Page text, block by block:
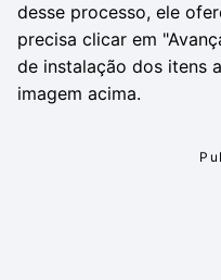
desse processo, ele
precisa clicar em
de instalação dos itens
imagem acima.